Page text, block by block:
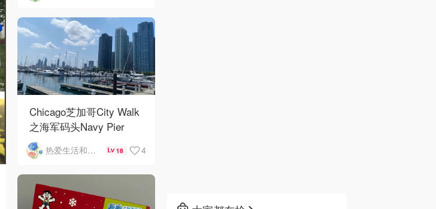
Chicago芝加哥City Walk
之海军码头Navy Pier
热爱生活和自由的轻舞飞扬 18 4